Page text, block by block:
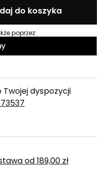
do koszyka
poprzez:
Twojej dyspozycji
od 189,00 zł